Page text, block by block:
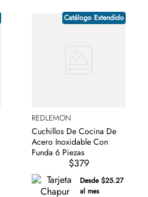
Catálogo Extendido
REDLEMON
Cuchillos De Cocina De
Acero Inoxidable Con
Funda 6 Piezas
$379
Desde $25.27
al mes